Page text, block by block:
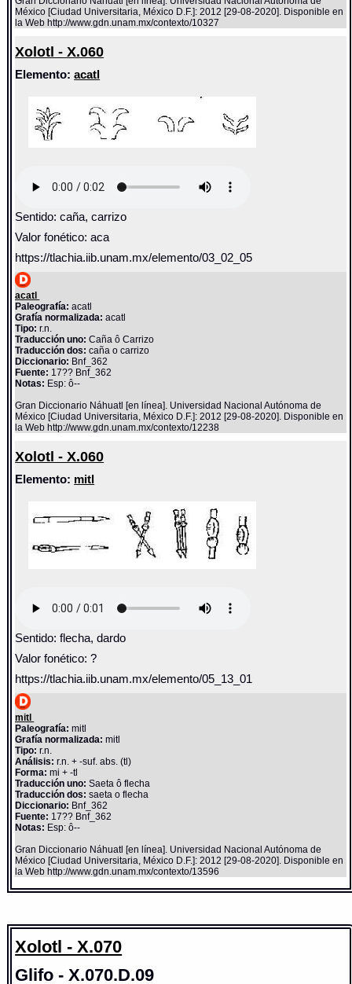
México [Ciudad Universitaria, México D.F.]: 2012 [29-08-2020]. Disponible en
la Web http://www.gdn.unam.mx/contexto/10327
Xolotl - X.060
Elemento:acatl
Sentido: caña, carrizo
Valor fonético: aca
https://tlachia.iib.unam.mx/elemento/03_02_05
acatl
Paleografía: acatl
Grafía normalizada: acatl
Tipo: r.n.
Traducción uno: Caña ô Carrizo
Traducción dos: caña o carrizo
Diccionario: Bnf_362
Fuente: 17?? Bnf_362
Notas: Esp: ô--
Gran Diccionario Náhuatl [en línea]. Universidad Nacional Autónoma de
México [Ciudad Universitaria, México D.F.]: 2012 [29-08-2020]. Disponible en
la Web http://www.gdn.unam.mx/contexto/12238
Xolotl - X.060
Elemento: mitl
Sentido: flecha, dardo
Valor fonético: ?
https://tlachia.iib.unam.mx/elemento/05_13_01
mitl
Paleografía: mitl
Grafía normalizada: mitl
Tipo: r.n.
Análisis: r.n. + -suf. abs. (tl)
Forma: mi + -tl
Traducción uno: Saeta ô flecha
Traducción dos: saeta o flecha
Diccionario: Bnf_362
Fuente: 17?? Bnf_362
Notas: Esp: ô--
Gran Diccionario Náhuatl [en línea]. Universidad Nacional Autónoma de
México [Ciudad Universitaria, México D.F.]: 2012 [29-08-2020]. Disponible en
la Web http://www.gdn.unam.mx/contexto/13596
Xolotl - X.070
Glifo - X.070.D.09